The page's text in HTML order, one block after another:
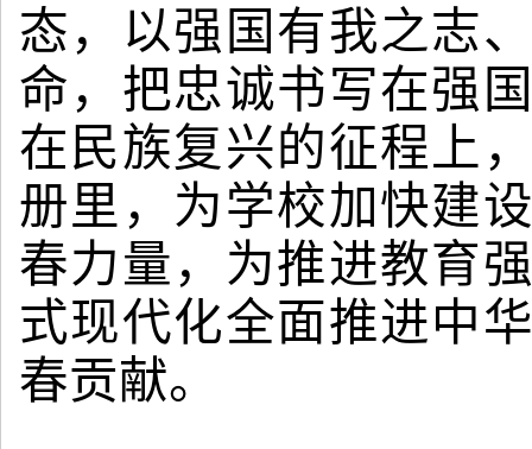
态，以强国有我之志
命，把忠诚书写在强
在民族复兴的征程上
册里，为学校加快建
春力量，为推进教育
式现代化全面推进中
春贡献。